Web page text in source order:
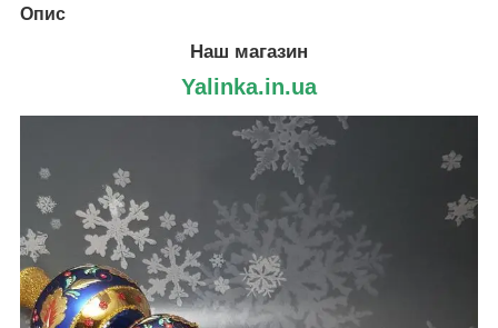
Опис
Наш магазин
Yalinka.in.ua